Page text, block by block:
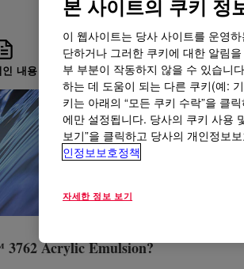
내용 샘플 옵션 구매 옵션
Acrylic Emulsion?
본 사이트의 쿠키 정
이 웹사이트는 당사 사이트를 운영
단하거나 그러한 쿠키에 대한 알림
부 부분이 작동하지 않을 수 있습니
하는 데 도움이 되는 다른 쿠키(예:
키는 아래의 “모든 쿠키 수락”을 클
에만 설정됩니다. 당사의 쿠키 사용
보기”을 클릭하고 당사의 개인정보
인정보보호정책
자세한 정보 보기